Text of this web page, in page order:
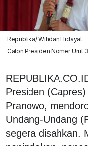
Republika/ Wihdan Hidayat
Calon Presiden Nomer Urut
Presiden
Pranowo,
Undang-Undang
segera disahkan.